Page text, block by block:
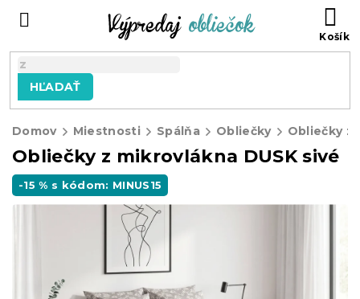
HĽADAŤ
Domov Miestnosti Spálňa Obliečky Obliečky z
Obliečky z mikrovlákna DUSK sivé
-15 % s kódom: MINUS15